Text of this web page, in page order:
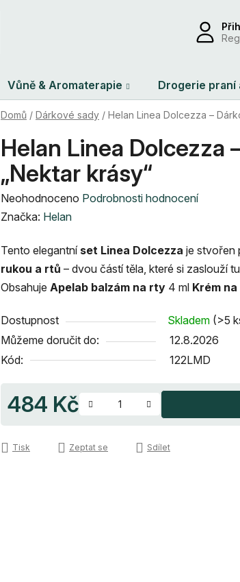
Vůně & Aromaterapie Drogerie praní
Domů / Dárkové sady / Helan Linea Dolcezza –
Helan Linea Dolcezza
„Nektar krásy“
Průměrné
hodnocení
je
0,0
z
hvězdiček.
Neohodnoceno Podrobnosti hodnocení
Značka: Helan
Tento elegantní set Linea Dolcezza je stvořen
rukou a rtů – dvou částí těla, které si zaslouží
Obsahuje Apelab balzám na rty 4 ml Krém
Dostupnost Skladem (>5
Můžeme doručit do:
12.8.2026
Kód:
122LMD
484 Kč
Tisk Zeptat se Sdílet